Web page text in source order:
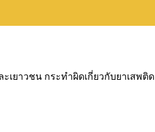
ยาวชน กระทำผิดเกี่ยวกับยาเสพติด